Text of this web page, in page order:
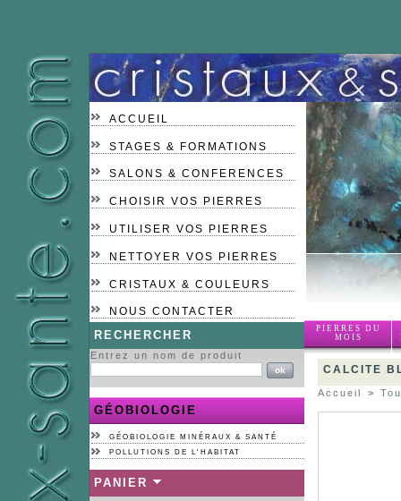
ACCUEIL
STAGES & FORMATIONS
SALONS & CONFERENCES
CHOISIR VOS PIERRES
UTILISER VOS PIERRES
NETTOYER VOS PIERRES
CRISTAUX & COULEURS
NOUS CONTACTER
PIERRES DU
MOIS
RECHERCHER
Entrez un nom de produit
GÉOBIOLOGIE
GÉOBIOLOGIE MINÉRAUX & SANTÉ
POLLUTIONS DE L'HABITAT
PANIER
CALCITE
Accueil >